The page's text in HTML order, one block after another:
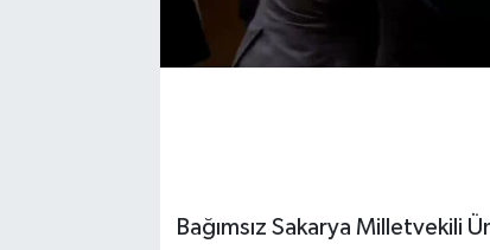
Bağımsız Sakarya Milletvekili